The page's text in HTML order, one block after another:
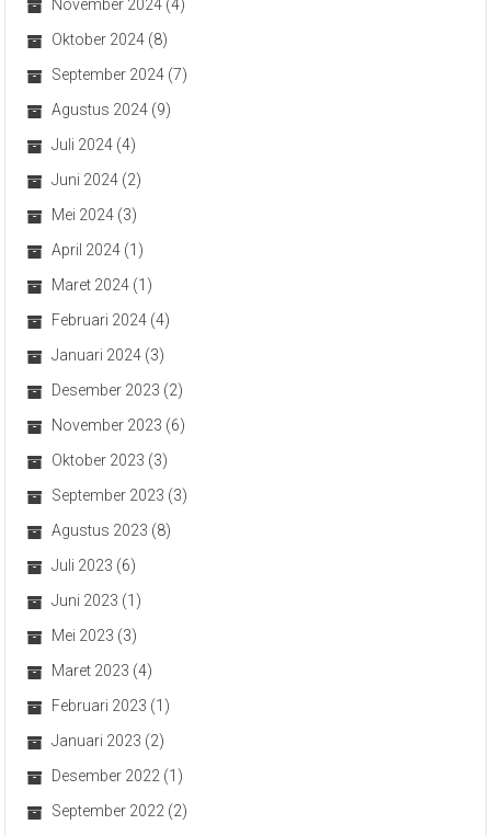
November 2024 (4)
Oktober 2024 (8)
September 2024 (7)
Agustus 2024 (9)
Juli 2024 (4)
Juni 2024 (2)
Mei 2024 (3)
April 2024 (1)
Maret 2024 (1)
Februari 2024 (4)
Januari 2024 (3)
Desember 2023 (2)
November 2023 (6)
Oktober 2023 (3)
September 2023 (3)
Agustus 2023 (8)
Juli 2023 (6)
Juni 2023 (1)
Mei 2023 (3)
Maret 2023 (4)
Februari 2023 (1)
Januari 2023 (2)
Desember 2022 (1)
September 2022 (2)